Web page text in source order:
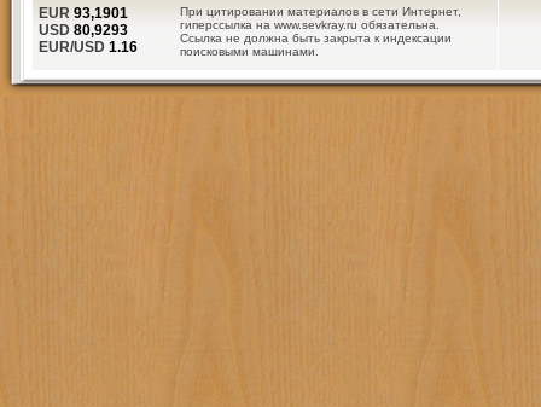
При цитировании материалов в сети Интернет,
гиперссылка на www.sevkray.ru обязательна.
Ссылка не должна быть закрыта к индексации
поисковыми машинами.
EUR 93,1901
USD 80,9293
EUR/USD 1.16